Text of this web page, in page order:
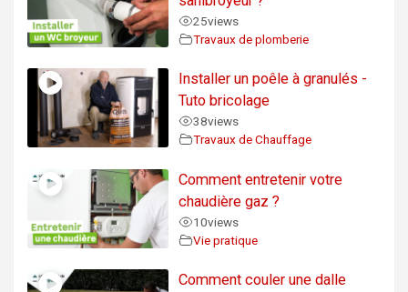
25views
Travaux de plomberie
Installer un poêle à granulés -
Tuto bricolage
38views
Travaux de Chauffage
Comment entretenir votre
chaudière gaz ?
10views
Vie pratique
Comment couler une dalle